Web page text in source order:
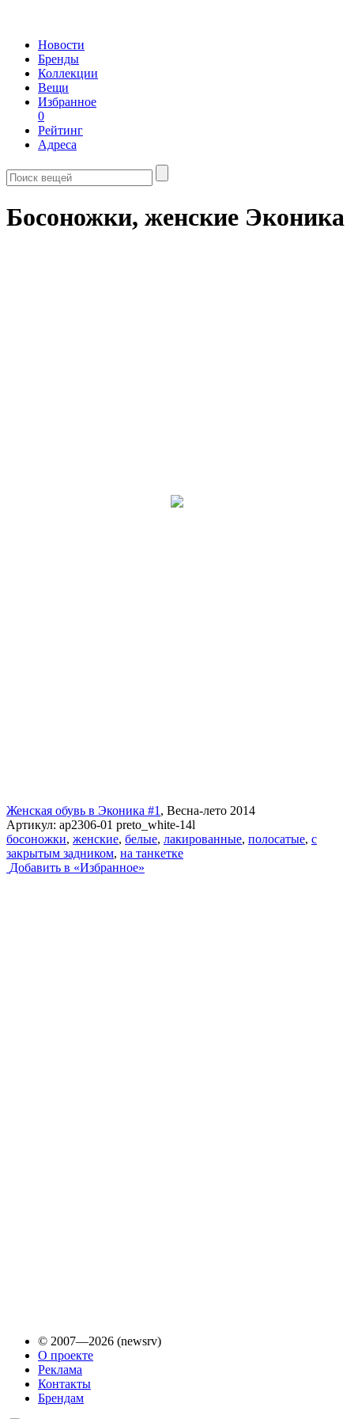
Новости
Бренды
Коллекции
Вещи
Избранное
0
Рейтинг
Адреса
Босоножки, женские Эконика
Женская обувь в Эконика #1 , Весна-лето 2014
Артикул: ap2306-01 preto_white-14l
босоножки, женские, белые, лакированные, полосатые, с
закрытым задником, на танкетке
Добавить в «Избранное»
© 2007—2026 (newsrv)
О проекте
Реклама
Контакты
Брендам